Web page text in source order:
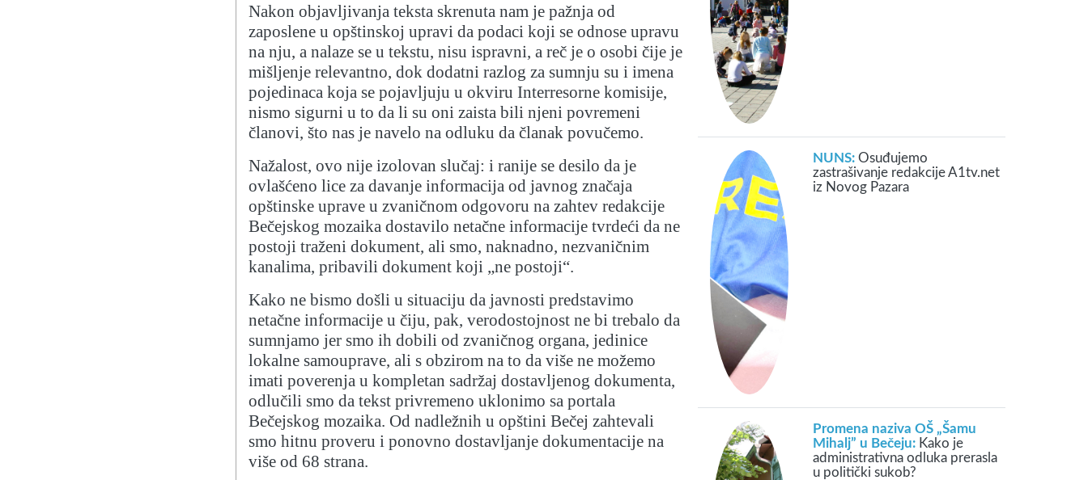
Nakon objavljivanja teksta skrenuta nam je pažnja od
zaposlene u opštinskoj upravi da podaci koji se odnose upravu
na nju, a nalaze se u tekstu, nisu ispravni, a reč je o osobi čije je
mišljenje relevantno, dok dodatni razlog za sumnju su i imena
pojedinaca koja se pojavljuju u okviru Interresorne komisije,
nismo sigurni u to da li su oni zaista bili njeni povremeni
članovi, što nas je navelo na odluku da članak povučemo.
Nažalost, ovo nije izolovan slučaj: i ranije se desilo da je
ovlašćeno lice za davanje informacija od javnog značaja
opštinske uprave u zvaničnom odgovoru na zahtev redakcije
Bečejskog mozaika dostavilo netačne informacije tvrdeći da ne
postoji traženi dokument, ali smo, naknadno, nezvaničnim
kanalima, pribavili dokument koji „ne postoji“.
Kako ne bismo došli u situaciju da javnosti predstavimo
netačne informacije u čiju, pak, verodostojnost ne bi trebalo da
sumnjamo jer smo ih dobili od zvaničnog organa, jedinice
lokalne samouprave, ali s obzirom na to da više ne možemo
imati poverenja u kompletan sadržaj dostavljenog dokumenta,
odlučili smo da tekst privremeno uklonimo sa portala
Bečejskog mozaika. Od nadležnih u opštini Bečej zahtevali
smo hitnu proveru i ponovno dostavljanje dokumentacije na
više od 68 strana.
NUNS: Osuđujemo
zastrašivanje redakcije A1tv.net
iz Novog Pazara
Promena naziva OŠ „Šamu
Mihalj” u Bečeju: Kako je
administrativna odluka prerasla
u politički sukob?